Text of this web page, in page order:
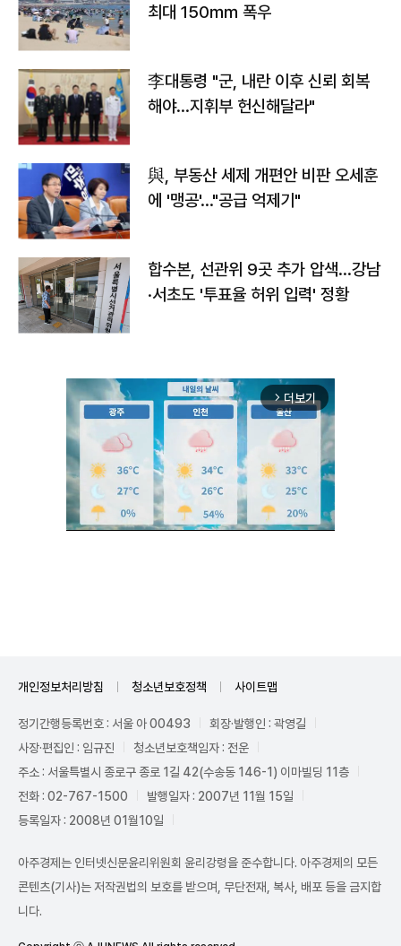
최대 150㎜ 폭우
李대통령 "군, 내란 이후 신뢰 회복
해야…지휘부 헌신해달라"
與, 부동산 세제 개편안 비판 오세훈
에 '맹공'…"공급 억제기"
합수본, 선관위 9곳 추가 압색…강남
·서초도 '투표율 허위 입력' 정황
arrow_forward_ios 더보기
개인정보처리방침 청소년보호정책 사이트맵
정기간행등록번호 : 서울 아 00493
회장·발행인 : 곽영길
사장·편집인 : 임규진
청소년보호책임자 : 전운
주소 : 서울특별시 종로구 종로 1길 42(수송동 146-1) 이마빌딩 11층
전화 : 02-767-1500
발행일자 : 2007년 11월 15일
등록일자 : 2008년 01월10일
아주경제는 인터넷신문윤리위원회 윤리강령을 준수합니다. 아주경제의 모든
콘텐츠(기사)는 저작권법의 보호를 받으며, 무단전재, 복사, 배포 등을 금지합
니다.